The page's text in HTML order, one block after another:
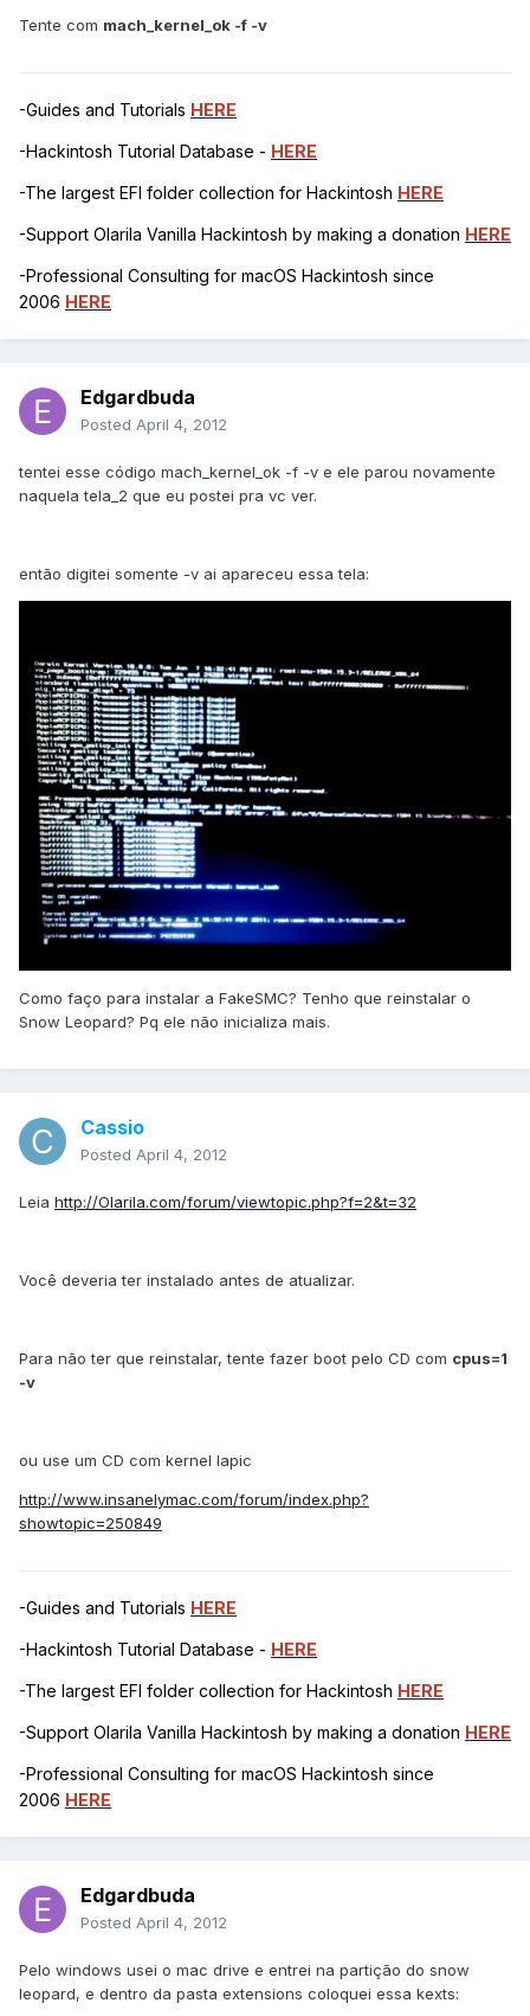
Tente com mach_kernel_ok -f -v
-Guides and Tutorials HERE
-Hackintosh Tutorial Database - HERE
-The largest EFI folder collection for Hackintosh HERE
-Support Olarila Vanilla Hackintosh by making a donation HERE
-Professional Consulting for macOS Hackintosh since
2006 HERE
Edgardbuda
Posted April 4, 2012
tentei esse código mach_kernel_ok -f -v e ele parou novamente
naquela tela_2 que eu postei pra vc ver.
então digitei somente -v ai apareceu essa tela:
Como faço para instalar a FakeSMC? Tenho que reinstalar o
Snow Leopard? Pq ele não inicializa mais.
Cassio
Posted April 4, 2012
Leia http://Olarila.com/forum/viewtopic.php?f=2&t=32
Você deveria ter instalado antes de atualizar.
Para não ter que reinstalar, tente fazer boot pelo CD com cpus=1
-v
ou use um CD com kernel lapic
http://www.insanelymac.com/forum/index.php?
showtopic=250849
-Guides and Tutorials HERE
-Hackintosh Tutorial Database - HERE
-The largest EFI folder collection for Hackintosh HERE
-Support Olarila Vanilla Hackintosh by making a donation HERE
-Professional Consulting for macOS Hackintosh since
2006 HERE
Edgardbuda
Posted April 4, 2012
Pelo windows usei o mac drive e entrei na partição do snow
leopard, e dentro da pasta extensions coloquei essa kexts: